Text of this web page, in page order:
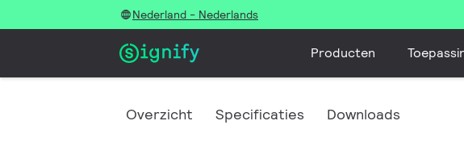
Nederland - Nederlands
Producten
Overzicht Specificaties Downloads